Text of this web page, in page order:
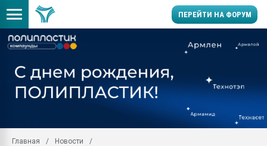
ПЕРЕЙТИ НА ФОРУМ
заводу пластмасс"
Главная
Новости